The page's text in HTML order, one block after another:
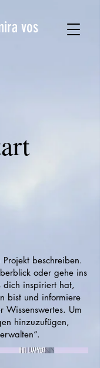
vos
beschreiben.
oder gehe ins
dich inspiriert hat,
bist und informiere
Wissenswertes. Um
hinzuzufügen,